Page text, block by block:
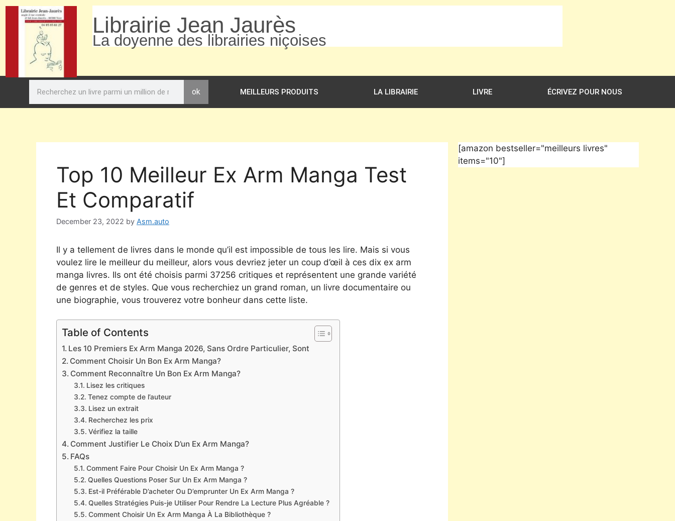
Librairie Jean Jaurès
La doyenne des librairies niçoises
ok MEILLEURS PRODUITS LA LIBRAIRIE LIVRE ÉCRIVEZ POUR NOUS
Top 10 Meilleur Ex Arm Manga Test
Et Comparatif
December 23, 2022 by Asm.auto
Il y a tellement de livres dans le monde qu’il est impossible de tous les lire. Mais si vous
voulez lire le meilleur du meilleur, alors vous devriez jeter un coup d’œil à ces dix ex arm
manga livres. Ils ont été choisis parmi 37256 critiques et représentent une grande variété
de genres et de styles. Que vous recherchiez un grand roman, un livre documentaire ou
une biographie, vous trouverez votre bonheur dans cette liste.
Table of Contents
Les 10 Premiers Ex Arm Manga 2026, Sans Ordre Particulier, Sont
Comment Choisir Un Bon Ex Arm Manga?
Comment Reconnaître Un Bon Ex Arm Manga?
Lisez les critiques
Tenez compte de l’auteur
Lisez un extrait
Recherchez les prix
Vérifiez la taille
Comment Justifier Le Choix D’un Ex Arm Manga?
FAQs
Comment Faire Pour Choisir Un Ex Arm Manga ?
Quelles Questions Poser Sur Un Ex Arm Manga ?
Est-il Préférable D’acheter Ou D’emprunter Un Ex Arm Manga ?
Quelles Stratégies Puis-je Utiliser Pour Rendre La Lecture Plus Agréable ?
Comment Choisir Un Ex Arm Manga À La Bibliothèque ?
[amazon bestseller="meilleurs livres"
items="10"]